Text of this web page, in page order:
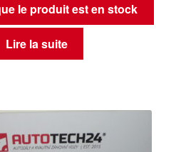
le produit est en stock
Lire la suite